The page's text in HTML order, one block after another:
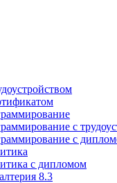
с
с
с дипломом
8.3